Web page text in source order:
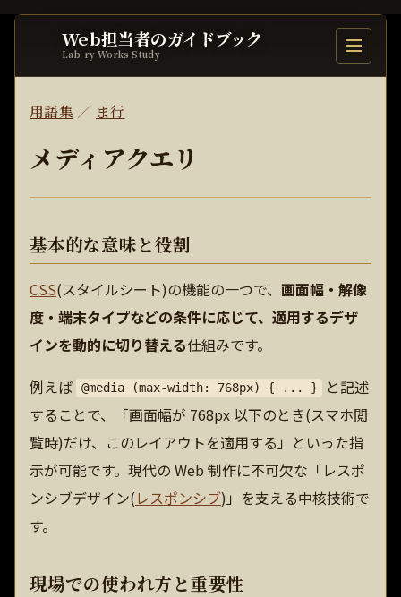
Web担当者のガイドブック
Lab-ry Works Study 目次を開
用語集／ ま行
メディアクエリ
基本的な意味と役割
CSS(スタイルシート)の機能の一つで、 画面幅・解像
度・端末タイプなどの条件に応じて、適用するデザ
インを動的に切り替える仕組みです。
例えば
@media (max-width: 768px) { ... }
と記述
することで、「画面幅が 768px 以下のとき(スマホ閲
覧時)だけ、このレイアウトを適用する」といった指
示が可能です。現代の Web 制作に不可欠な「レスポ
ンシブデザイン(レスポンシブ)」を支える中核技術で
す。
現場での使われ方と重要性